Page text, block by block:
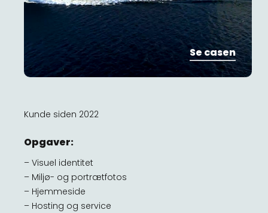
Se casen
Kunde siden 2022
Opgaver:
– Visuel identitet
– Miljø- og portrætfotos
– Hjemmeside
– Hosting og service